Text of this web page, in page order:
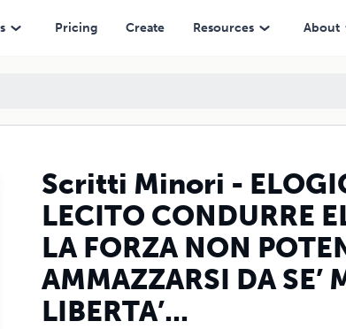
Pricing Create Resources About
Scritti Minori -
LECITO CONDURRE
LA FORZA NON
AMMAZZARSI DA SE’
LIBERTA’...
CONDURRE EL POPULO ALLE BUONE LEGGE